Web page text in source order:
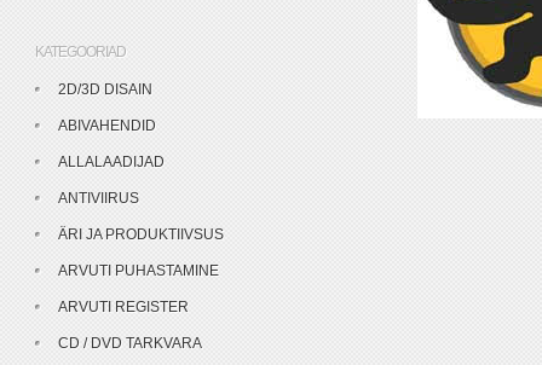
KATEGOORIAD
2D/3D DISAIN
ABIVAHENDID
ALLALAADIJAD
ANTIVIIRUS
ÄRI JA PRODUKTIIVSUS
ARVUTI PUHASTAMINE
ARVUTI REGISTER
CD / DVD TARKVARA